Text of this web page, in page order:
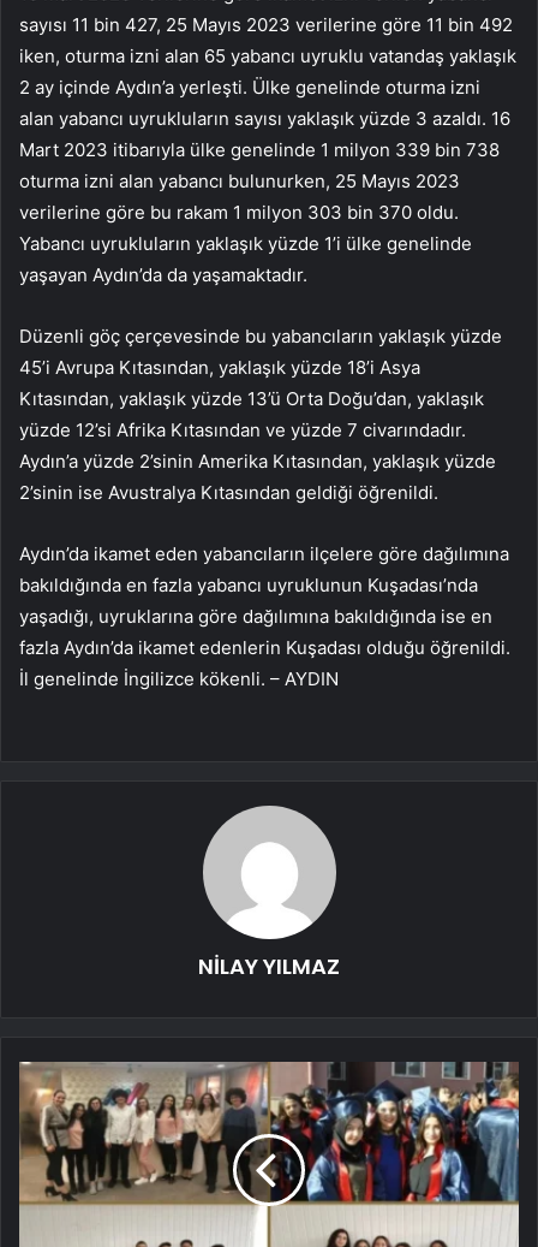
sayısı 11 bin 427, 25 Mayıs 2023 verilerine göre 11 bin 492
iken, oturma izni alan 65 yabancı uyruklu vatandaş yaklaşık
2 ay içinde Aydın’a yerleşti. Ülke genelinde oturma izni
alan yabancı uyrukluların sayısı yaklaşık yüzde 3 azaldı. 16
Mart 2023 itibarıyla ülke genelinde 1 milyon 339 bin 738
oturma izni alan yabancı bulunurken, 25 Mayıs 2023
verilerine göre bu rakam 1 milyon 303 bin 370 oldu.
Yabancı uyrukluların yaklaşık yüzde 1’i ülke genelinde
yaşayan Aydın’da da yaşamaktadır.
Düzenli göç çerçevesinde bu yabancıların yaklaşık yüzde
45’i Avrupa Kıtasından, yaklaşık yüzde 18’i Asya
Kıtasından, yaklaşık yüzde 13’ü Orta Doğu’dan, yaklaşık
yüzde 12’si Afrika Kıtasından ve yüzde 7 civarındadır.
Aydın’a yüzde 2’sinin Amerika Kıtasından, yaklaşık yüzde
2’sinin ise Avustralya Kıtasından geldiği öğrenildi.
Aydın’da ikamet eden yabancıların ilçelere göre dağılımına
bakıldığında en fazla yabancı uyruklunun Kuşadası’nda
yaşadığı, uyruklarına göre dağılımına bakıldığında ise en
fazla Aydın’da ikamet edenlerin Kuşadası olduğu öğrenildi.
İl genelinde İngilizce kökenli. – AYDIN
NİLAY YILMAZ